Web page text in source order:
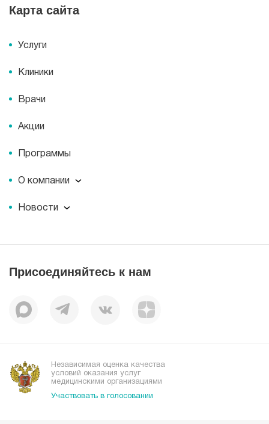
Карта сайта
Услуги
Клиники
Врачи
Акции
Программы
О компании
О компании
Пациентам
Миссия
Корпоративная социальная ответственность
Наши преимущества
Новости
Пресс-центр
Присоединяйтесь к нам
Независимая оценка качества
условий оказания услуг
медицинскими организациями
Участвовать в голосовании